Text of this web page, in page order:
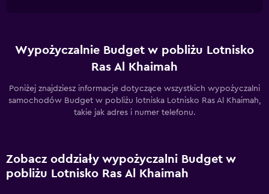
Wypożyczalnie Budget w pobliżu Lotnisko
Ras Al Khaimah
Poniżej znajdziesz informacje dotyczące wszystkich wypożyczalni
samochodów Budget w pobliżu lotniska Lotnisko Ras Al Khaimah,
takie jak adres i numer telefonu.
Zobacz oddziały wypożyczalni Budget w
pobliżu Lotnisko Ras Al Khaimah